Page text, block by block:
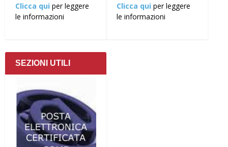
Clicca qui per leggere
le informazioni
Clicca qui per leggere
le informazioni
SEZIONI UTILI